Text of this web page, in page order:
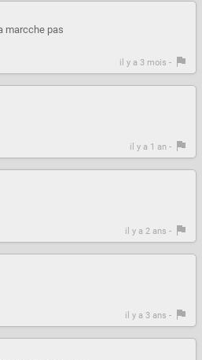
marcche pas
il y a 3 mois -
il y a 1 an -
il y a 2 ans -
il y a 3 ans -